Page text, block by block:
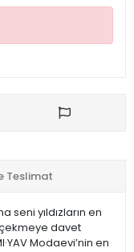
Teslimat
seni yıldızların en
davet
Modaevi’nin en